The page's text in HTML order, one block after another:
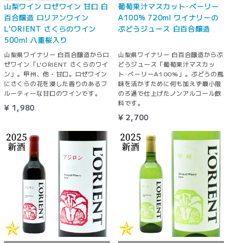
山梨ワイン ロゼワイン 甘口 白
百合醸造 ロリアンワイン
L'ORIENT さくらのワイン
500ml 八重桜入り
山梨県ワイナリー 白百合醸造からロ
ゼワイン「L'ORIENT さくらのワイ
ン」。甲州、他・甘口。ロゼワイン
にさくらの花を浸した香りのあるフ
ルーティーな甘口のワインです。
¥ 1,980
葡萄果汁マスカット･ベーリー
A100% 720ml ワイナリーの
ぶどうジュース 白百合醸造
山梨県ワイナリー 白百合醸造からぶ
どうジュース「葡萄果汁マスカッ
ト･ベーリーA100%」。ぶどうの風
味を活かすために何も加えず最小限
のろ過で仕上げたノンアルコール飲
料です。
¥ 2,700